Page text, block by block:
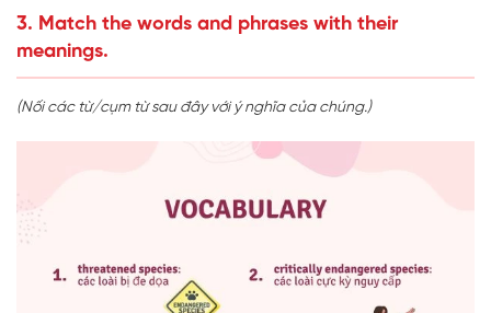
3. Match the words and phrases with their
meanings.
(Nối các từ/cụm từ sau đây với ý nghĩa của chúng.)